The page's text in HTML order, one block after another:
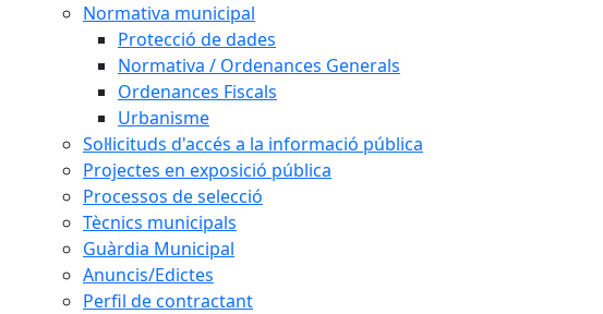
Normativa municipal
Protecció de dades
Normativa / Ordenances Generals
Ordenances Fiscals
Urbanisme
Sol·licituds d'accés a la informació pública
Projectes en exposició pública
Processos de selecció
Tècnics municipals
Guàrdia Municipal
Anuncis/Edictes
Perfil de contractant